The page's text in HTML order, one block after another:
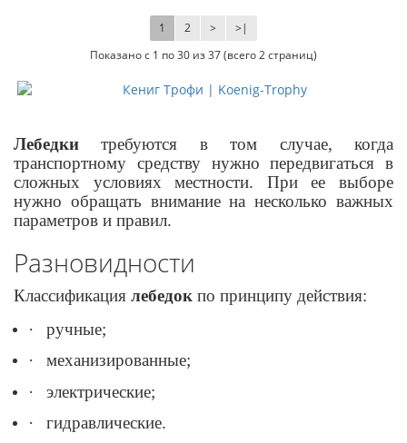
1 2 > >|
Показано с 1 по 30 из 37 (всего 2 страниц)
Лебедки требуются в том случае, когда
транспортному средству нужно передвигаться в
сложных условиях местности. При ее выборе
нужно обращать внимание на несколько важных
параметров и правил.
Разновидности
Классификация лебедок по принципу действия:
·
ручные;
·
механизированные;
·
электрические;
·
гидравлические.